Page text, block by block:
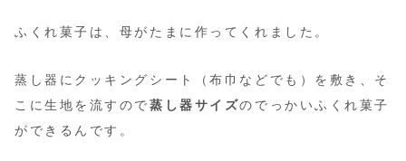
ふくれ菓子は、母がたまに作ってくれました。
蒸し器にクッキングシート（布巾などでも）を敷き、そ
こに生地を流すので蒸し器サイズのでっかいふくれ菓子
ができるんです。